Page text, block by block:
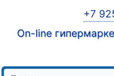
+7
On-line